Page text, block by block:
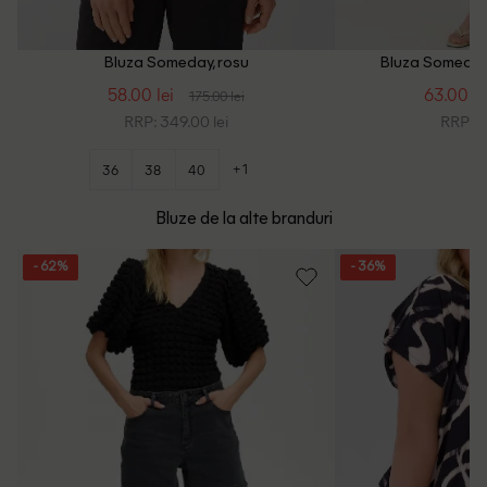
Bluza Someday, rosu
58.00 lei 175.00 lei
RRP: 349.00 lei
36 38 40 +1
Bluza
63.00
RRP:
Bluze de la alte branduri
- 62% - 36%